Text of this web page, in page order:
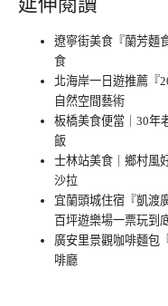
遼寧街美食『蘭芳麵
食
北海岸一日遊推薦『
自然空間藝術
板橋美食便當｜30年
飯
士林站美食｜鄉村風
沙拉
宜蘭頭城住宿『凱渡
百坪遊樂場一票玩到
廣安里景觀咖啡麵包
啡廳